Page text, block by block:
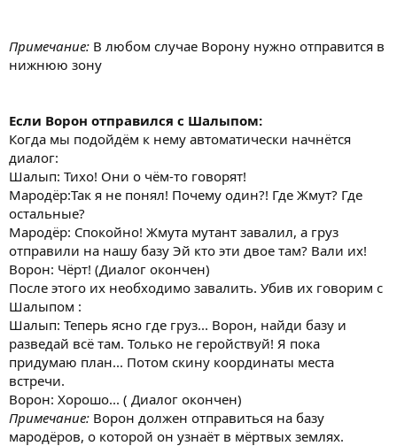
Примечание: В любом случае Ворону нужно отправится в
нижнюю зону
Если Ворон отправился с Шалыпом:
Когда мы подойдём к нему автоматически начнётся
диалог:
Шалып: Тихо! Они о чём-то говорят!
Мародёр:Так я не понял! Почему один?! Где Жмут? Где
остальные?
Мародёр: Спокойно! Жмута мутант завалил, а груз
отправили на нашу базу Эй кто эти двое там? Вали их!
Ворон: Чёрт! (Диалог окончен)
После этого их необходимо завалить. Убив их говорим с
Шалыпом :
Шалып: Теперь ясно где груз... Ворон, найди базу и
разведай всё там. Только не геройствуй! Я пока
придумаю план... Потом скину координаты места
встречи.
Ворон: Хорошо... ( Диалог окончен)
Примечание: Ворон должен отправиться на базу
мародёров, о которой он узнаёт в мёртвых землях.